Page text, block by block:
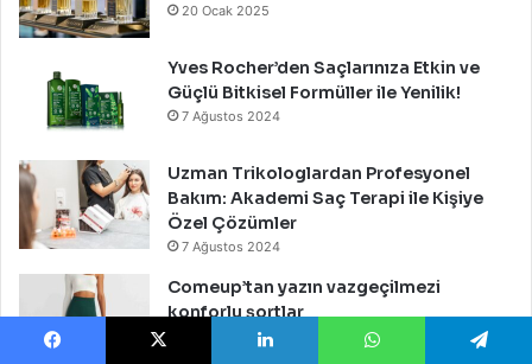
20 Ocak 2025
Yves Rocher’den Saçlarınıza Etkin ve
Güçlü Bitkisel Formüller ile Yenilik!
7 Ağustos 2024
Uzman Trikologlardan Profesyonel
Bakım: Akademi Saç Terapi ile Kişiye
Özel Çözümler
7 Ağustos 2024
Comeup’tan yazın vazgeçilmezi
konforlu şortlar
4 Ağustos 2024